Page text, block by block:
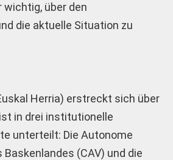
über den
die aktuelle Situation zu
Herria) erstreckt sich über
in drei institutionelle
unterteilt: Die Autonome
(CAV) und die